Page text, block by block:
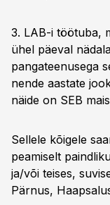
3. LAB-i töötuba,
ühel päeval
pangateenusega
nende aastate
näide on SEB
Sellele kõigele
peamiselt
ja/või teises,
Pärnus,